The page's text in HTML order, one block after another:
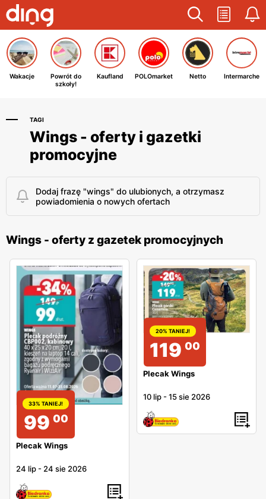
Wakacje
Powrót do
szkoły!
Kaufland POLOmarket Netto Intermarche
TAGI
Wings - oferty i gazetki
promocyjne
Dodaj frazę "wings" do ulubionych, a otrzymasz
powiadomienia o nowych ofertach
Wings - oferty z gazetek promocyjnych
33% TANIEJ!
99 00
Plecak Wings
24 lip - 24 sie 2026
20% TANIEJ!
119 00
Plecak Wings
10 lip -15 sie 2026